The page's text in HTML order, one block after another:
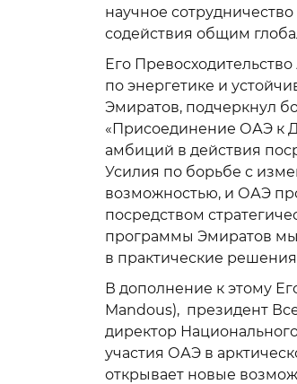
научное
содействия общим
Его
по энергетике и
Эмиратов, подчеркнул
«Присоединение ОАЭ к
амбиций в действия
Усилия по борьбе с
возможностью, и ОАЭ
посредством
программы Эмиратов мы
в практические
В дополнение к этому
Mandous), президент
директор
участия ОАЭ в
открывает новые